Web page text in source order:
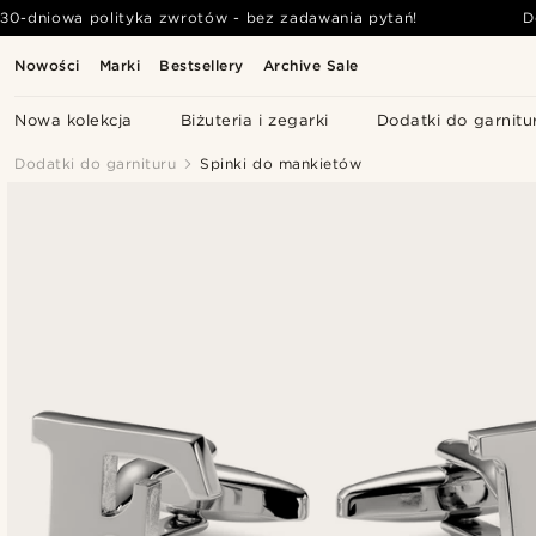
Nowości Marki Bestsellery Archive Sale
Nowa kolekcja Biżuteria i zegarki Dodatki do
30-dniowa polityka zwrotów - bez zadawania pytań!
Dodatki do garnituru Spinki do mankietów